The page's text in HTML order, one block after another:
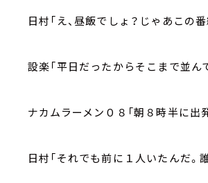
日村「え、昼飯でしょ？じゃあこの
設楽「平日だったからそこまで並ん
ナカムラーメン０８「朝８時半に出
日村「それでも前に１人いたんだ。